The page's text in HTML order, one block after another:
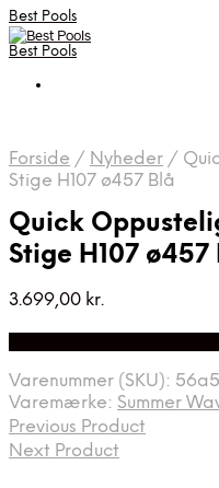
Best Pools
Best Pools
Forside / Nyheder /
Stige H107 ø457 Blå
Quick
Stige H107 ø457
3.699,00 kr.
Varenummer (SKU):
Varemærke: Summer
Previous Product
Next Product